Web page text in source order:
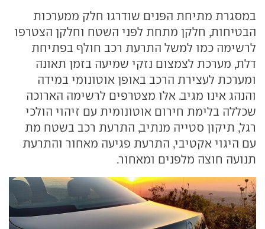
במסגרת מתיחת הפנים שודרגו חלק ממערכות
הבטיחות, חלקן מתחת לפני השטח וחלקן הצטרפו
לרשימה כמו למשל התרעת רכב חולף בפתיחת
דלת, מערכת לצמצום נזקי שמיעה בזמן תאונה
ומערכת לעצירת הרכב באופן אוטונומי במידה
והנהג אינו מגיב. אלו מצטרפים לרשימה הארוכה
שכללה בלימת חירום אוטונומית עם זיהוי הולכי
רגל, תיקון סטייה מנתיב, התרעת רכב בשטח מת
עם היגוי אקטיבי, התרעת פגיעה מאחור והתרעת
תנועה חוצה מלפנים ומאחור.